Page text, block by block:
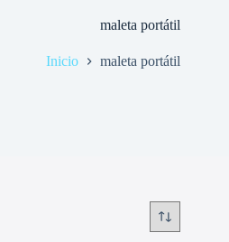
maleta portátil
Inicio maleta portátil